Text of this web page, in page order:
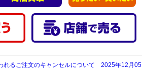
注文のキャンセルについて 2025年12月05日 【